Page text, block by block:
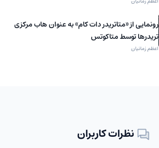
رونمایی از «متاتریدر دات کام» به عنوان هاب مرکزی
تریدرها توسط متاکوتس
اعظم زمانیان
نظرات کاربران